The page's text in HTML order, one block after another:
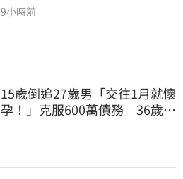
9小時前
15歲倒追27歲男「交往1月就懷
孕！」克服600萬債務 36歲美